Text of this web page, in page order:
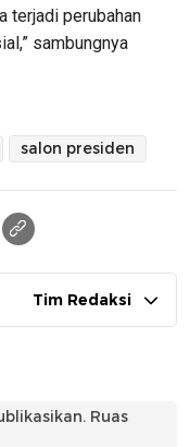
terjadi perubahan
sambungnya
salon presiden
Tim Redaksi
Ruas